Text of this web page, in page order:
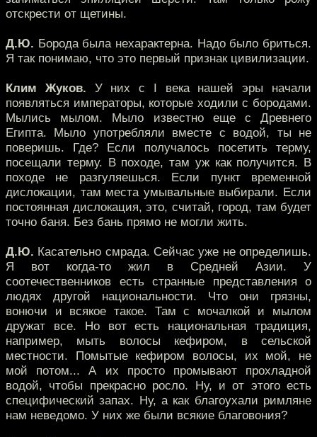
отскрести от щетины.
Д.Ю. Борода была нехарактерна. Надо было бриться.
Я так понимаю, что это первый признак цивилизации.
Клим Жуков. У них с I века нашей эры начали
появляться императоры, которые ходили с бородами.
Мылись мылом. Мыло известно еще с Древнего
Египта. Мыло употребляли вместе с водой, ты не
поверишь. Где? Если получалось посетить терму,
посещали терму. В походе, там уж как получится. В
походе не разгуляешься. Если пункт временной
дислокации, там места умывальные выбирали. Если
постоянная дислокация, это, считай, город, там будет
точно баня. Без бань прямо не могли жить.
Д.Ю. Касательно смрада. Сейчас уже не определишь.
Я вот когда-то жил в Средней Азии. У
соотечественников есть странные представления о
людях другой национальности. Что они грязны,
вонючи и всякое такое. Там с мочалкой и мылом
дружат все. Но вот есть национальная традиция,
например, мыть волосы кефиром, в сельской
местности. Помытые кефиром волосы, их мой, не
мой потом... А их просто промывают прохладной
водой, чтобы прекрасно росло. Ну, и от этого есть
специфический запах. Ну, а как благоухали римляне
нам неведомо. У них же были всякие благовония?